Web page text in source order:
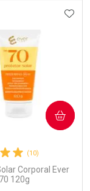
FAVORITOS
(10)
Corporal Ever
120g
COMPRAR